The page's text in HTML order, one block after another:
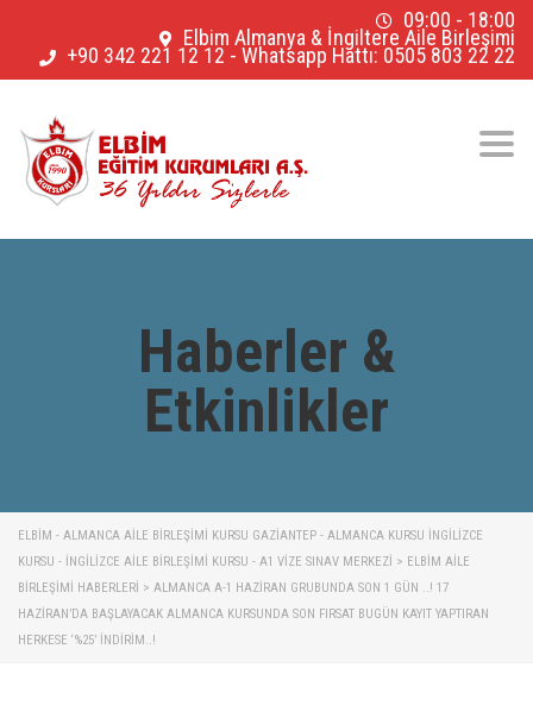
09:00 - 18:00
Elbim Almanya & İngiltere Aile Birleşimi
+90 342 221 12 12 - Whatsapp Hattı: 0505 803 22 22
Haberler &
Etkinlikler
ELBİM - ALMANCA AILE BIRLEŞIMI KURSU GAZIANTEP - ALMANCA KURSU İNGILIZCE
KURSU - İNGILIZCE AILE BIRLEŞIMI KURSU - A1 VIZE SINAV MERKEZI > ELBIM AILE
BIRLEŞIMI HABERLERI > ALMANCA A-1 HAZİRAN GRUBUNDA SON 1 GÜN ..! 17
HAZIRAN’DA BAŞLAYACAK ALMANCA KURSUNDA SON FIRSAT BUGÜN KAYIT YAPTIRAN
HERKESE ‘%25’ İNDİRİM..!